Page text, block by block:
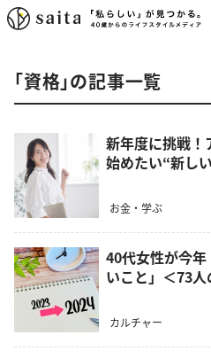
「資格」の記事一覧
新年度に挑戦！
始めたい“新し
お金・学ぶ
40代女性が今
いこと」＜73
カルチャー